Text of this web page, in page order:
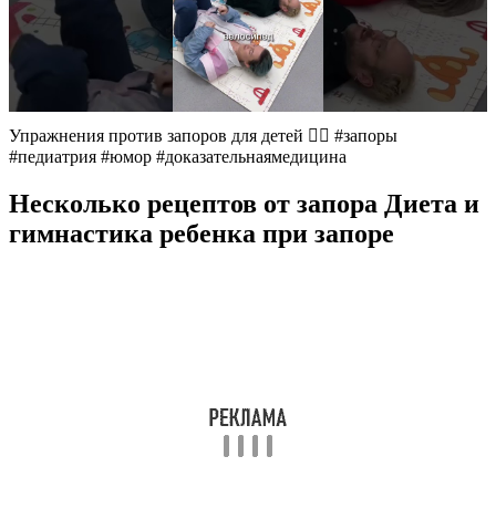
Упражнения против запоров для детей 👍🏻 #запоры
#педиатрия #юмор #доказательнаямедицина
Несколько рецептов от запора Диета и
гимнастика ребенка при запоре